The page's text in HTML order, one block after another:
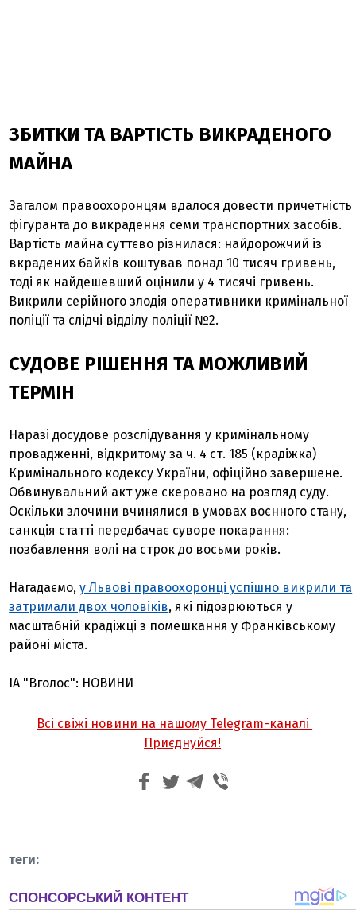
ЗБИТКИ ТА ВАРТІСТЬ ВИКРАДЕНОГО
МАЙНА
Загалом правоохоронцям вдалося довести причетність
фігуранта до викрадення семи транспортних засобів.
Вартість майна суттєво різнилася: найдорожчий із
вкрадених байків коштував понад 10 тисяч гривень,
тоді як найдешевший оцінили у 4 тисячі гривень.
Викрили серійного злодія оперативники кримінальної
поліції та слідчі відділу поліції №2.
СУДОВЕ РІШЕННЯ ТА МОЖЛИВИЙ
ТЕРМІН
Наразі досудове розслідування у кримінальному
провадженні, відкритому за ч. 4 ст. 185 (крадіжка)
Кримінального кодексу України, офіційно завершене.
Обвинувальний акт уже скеровано на розгляд суду.
Оскільки злочини вчинялися в умовах воєнного стану,
санкція статті передбачає суворе покарання:
позбавлення волі на строк до восьми років.
Нагадаємо,у Львові правоохоронці успішно викрили та
затримали двох чоловіків, які підозрюються у
масштабній крадіжці з помешкання у Франківському
районі міста.
ІА "Вголос": НОВИНИ
Всі свіжі новини на нашому Telegram-каналі
Приєднуйся!